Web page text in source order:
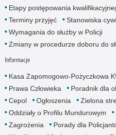
Etapy postępowania
Terminy przyjęć
Stanowiska
Wymagania do służby w Policji
Zmiany w procedurze doboru do
Informacje
Kasa Zapomogowo-Pożyczkowa
Prawa Człowieka
Poradnik dla
Cepol
Ogłoszenia
Zielona
Oddziały o Profilu Mundurowym
Zagrożenia
Porady dla